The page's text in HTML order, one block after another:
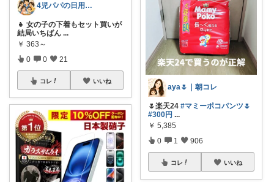
4児パパの日用品メモ
👧 女の子の下着もセット買いが
結局いちばん ...
￥ 363～
0 0 21
コレ いいね
aya🌷｜朝コレ
🌷楽天24 #マミーポコパンツ🌷
#300円 ...
￥ 5,385
0 1 906
コレ いいね